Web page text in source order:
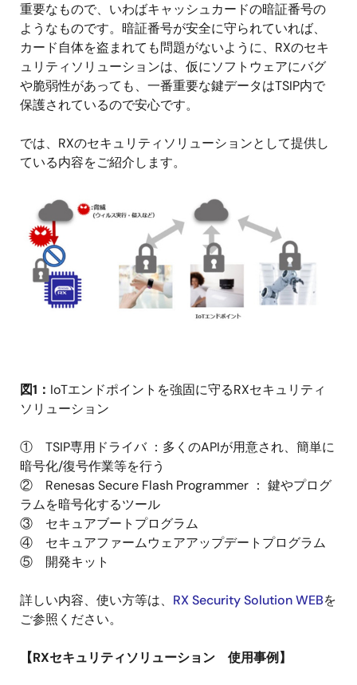
重要なもので、いわばキャッシュカードの暗証番号の
ようなものです。暗証番号が安全に守られていれば、
カード自体を盗まれても問題がないように、RXのセキ
ュリティソリューションは、仮にソフトウェアにバグ
や脆弱性があっても、一番重要な鍵データはTSIP内で
保護されているので安心です。
では、RXのセキュリティソリューションとして提供し
ている内容をご紹介します。
図1： IoTエンドポイントを強固に守るRXセキュリティ
ソリューション
① TSIP専用ドライバ ：多くのAPIが用意され、簡単に
暗号化/復号作業等を行う
② Renesas Secure Flash Programmer ： 鍵やプログ
ラムを暗号化するツール
③ セキュアブートプログラム
④ セキュアファームウェアアップデートプログラム
⑤ 開発キット
詳しい内容、使い方等は、 RX Security Solution WEBを
ご参照ください。
【RXセキュリティソリューション 使用事例】